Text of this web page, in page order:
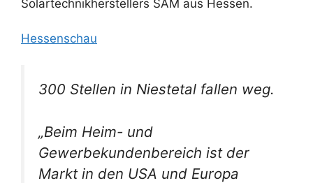
Solartechnikherstellers SAM aus Hessen.
Hessenschau
300 Stellen in Niestetal fallen weg.
„Beim Heim- und
Gewerbekundenbereich ist der
Markt in den USA und Europa